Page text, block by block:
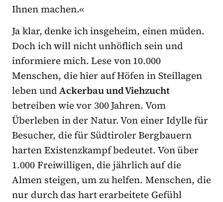
Ihnen machen.«
Ja klar, denke ich insgeheim, einen müden.
Doch ich will nicht unhöflich sein und
informiere mich. Lese von 10.000
Menschen, die hier auf Höfen in Steillagen
leben undAckerbau und Viehzucht
betreiben wie vor 300 Jahren. Vom
Überleben in der Natur. Von einer Idylle für
Besucher, die für Südtiroler Bergbauern
harten Existenzkampf bedeutet. Von über
1.000 Freiwilligen, die jährlich auf die
Almen steigen, um zu helfen. Menschen, die
nur durch das hart erarbeitete Gefühl